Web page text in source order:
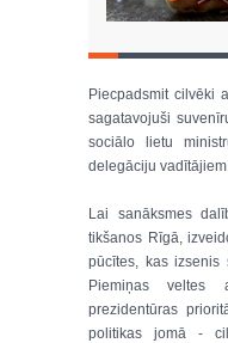
Piecpadsmit cilvēki
sagatavojuši
sociālo lietu
delegāciju
Lai sanāksmes
tikšanos Rīgā,
pūcītes, kas izsenis
Piemiņas veltes
prezidentūras
politikas jomā -